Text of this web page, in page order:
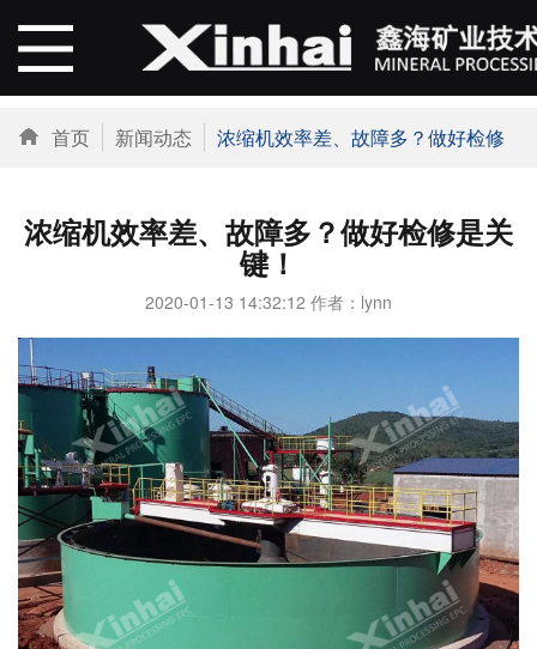
首页 新闻动态 浓缩机效率差、故障多？做好检修是关键！
浓缩机效率差、故障多？做好检修是关
键！
2020-01-13 14:32:12 作者：lynn